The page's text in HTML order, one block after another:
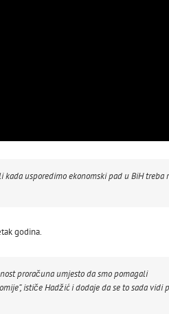
usporedimo ekonomski pad u BiH treba
godina.
proračuna umjesto da smo pomagali
ističe Hadžić i dodaje da se to sada vidi